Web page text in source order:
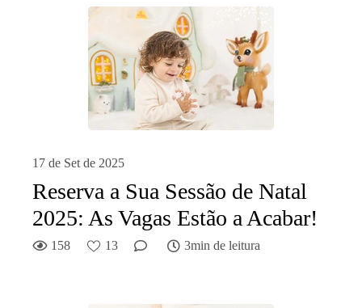
17 de Set de 2025
Reserva a Sua Sessão de Natal
2025: As Vagas Estão a Acabar!
158 13 3min de leitura